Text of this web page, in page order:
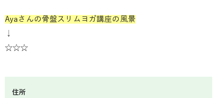
Ayaさんの骨盤スリムヨガ講座の風景
↓
☆☆☆
住所